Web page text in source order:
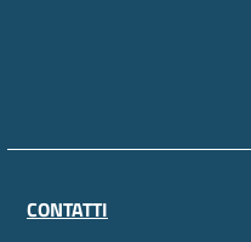
CONTATTI